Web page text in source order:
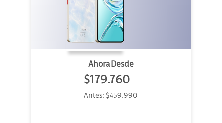
Ahora Desde
$179.760
Antes:$459.990